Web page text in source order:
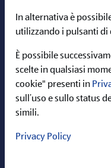
Carriera in ALDI
Informazioni
ALDI nel web
In alternativa è
utilizzando i pulsanti di
È possibile
scelte in qualsiasi
cookie" presenti in
sull’uso e sullo status
simili.
Privacy Policy